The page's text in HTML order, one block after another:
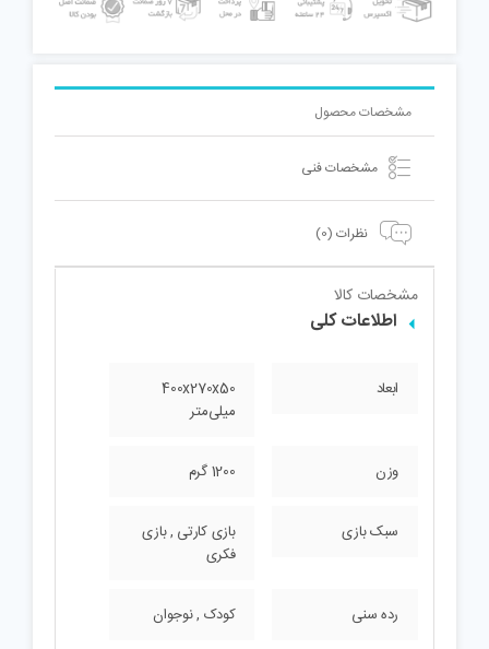
مشخصات محصول
مشخصات فنی
نظرات (0)
مشخصات کالا
اطلاعات کلی
ابعاد
400x270x50
میلی‌متر
وزن 1200 گرم
سبک بازی
بازی کارتی , بازی
فکری
رده سنی کودک , نوجوان